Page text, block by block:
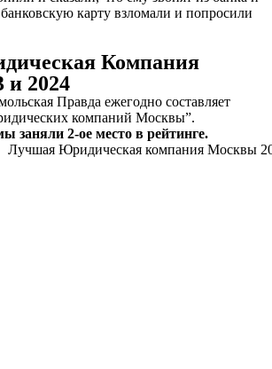
карту взломали и попросили
Компания
2024
Правда ежегодно составляет
компаний Москвы”.
заняли 2-ое место в рейтинге.